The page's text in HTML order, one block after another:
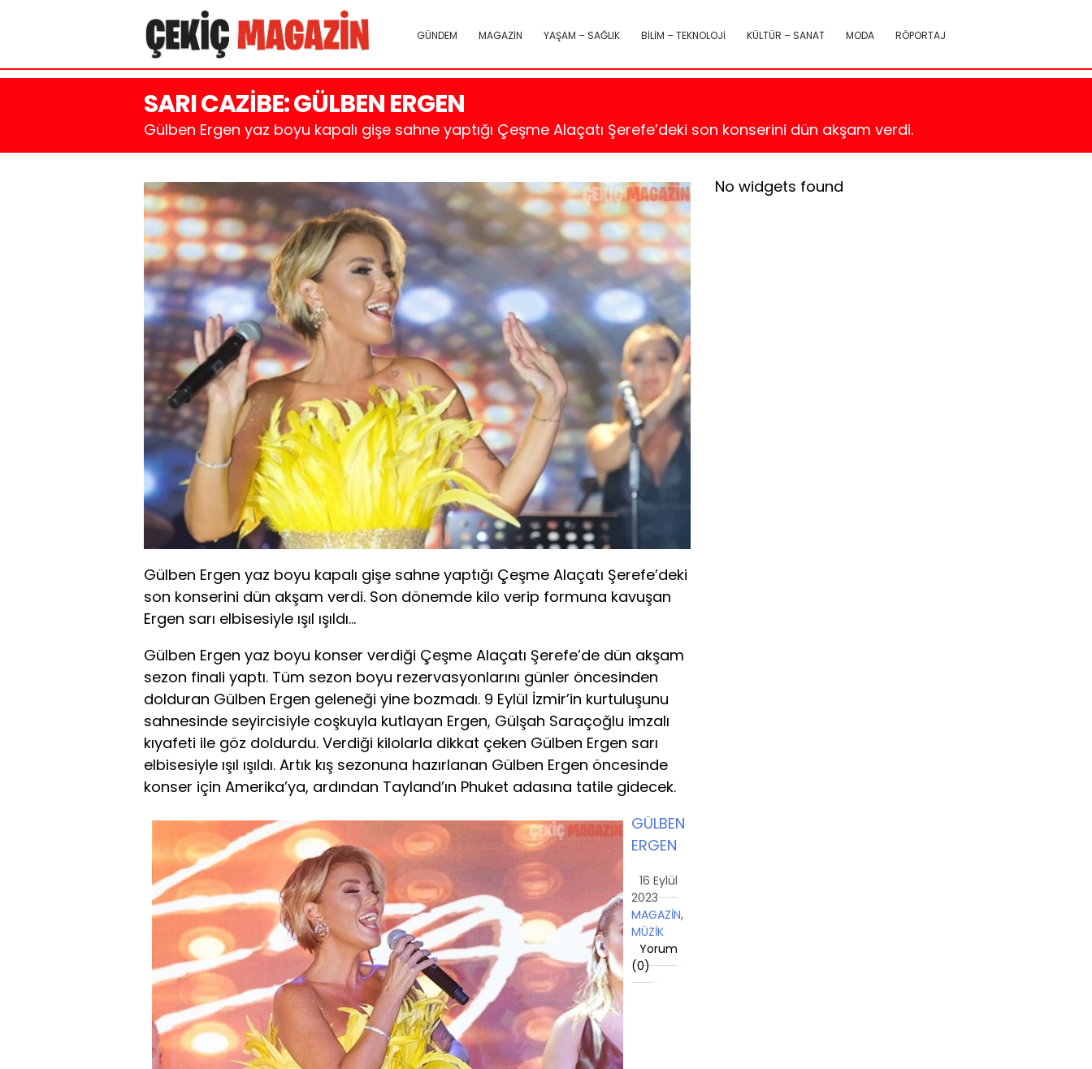
GÜNDEM MAGAZİN YAŞAM – SAĞLIK BİLİM – TEKNOLOJİ KÜLTÜR – SANAT MODA RÖPORTAJ
SARI CAZİBE: GÜLBEN ERGEN
Gülben Ergen yaz boyu kapalı gişe sahne yaptığı Çeşme Alaçatı Şerefe’deki son konserini dün akşam verdi.
Gülben Ergen yaz boyu kapalı gişe sahne yaptığı Çeşme Alaçatı Şerefe’deki
son konserini dün akşam verdi. Son dönemde kilo verip formuna kavuşan
Ergen sarı elbisesiyle ışıl ışıldı…
Gülben Ergen yaz boyu konser verdiği Çeşme Alaçatı Şerefe’de dün akşam
sezon finali yaptı. Tüm sezon boyu rezervasyonlarını günler öncesinden
dolduran Gülben Ergen geleneği yine bozmadı. 9 Eylül İzmir’in kurtuluşunu
sahnesinde seyircisiyle coşkuyla kutlayan Ergen, Gülşah Saraçoğlu imzalı
kıyafeti ile göz doldurdu. Verdiği kilolarla dikkat çeken Gülben Ergen sarı
elbisesiyle ışıl ışıldı. Artık kış sezonuna hazırlanan Gülben Ergen öncesinde
konser için Amerika’ya, ardından Tayland’ın Phuket adasına tatile gidecek.
GÜLBEN
ERGEN
16 Eylül
2023
MAGAZİN,
MÜZİK
Yorum
(0)
No widgets found